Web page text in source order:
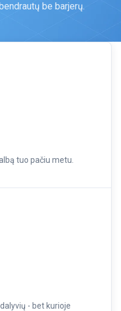
be barjerų.
tuo pačiu metu.
- bet kurioje